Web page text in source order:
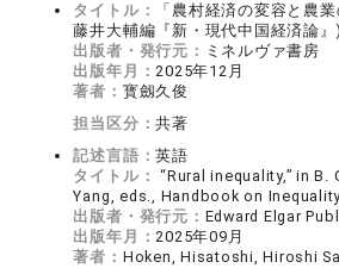
タイトル：
「農村経済の変容と農
藤井大輔編『新・現代中国経済論』)
出版者・発行元： ミネルヴァ書房
出版年月：2025年12月
著者： 寳劔久俊
担当区分：共著
記述言語：英語
タイトル： “Rural inequality,” in
Yang, eds., Handbook on
出版者・発行元： Edward Elgar
出版年月：2025年09月
著者： Hoken, Hisatoshi, Hiroshi